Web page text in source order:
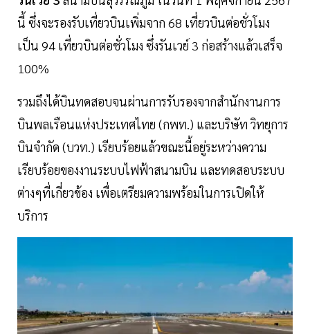
นี้ ซึ่งจะรองรับเที่ยวบินเพิ่มจาก 68 เที่ยวบินต่อชั่วโมง
เป็น 94 เที่ยวบินต่อชั่วโมง ซึ่งรันเวย์ 3 ก่อสร้างแล้วเสร็จ
100%
รวมถึงได้บินทดสอบจนผ่านการรับรองจากสำนักงานการ
บินพลเรือนแห่งประเทศไทย (กพท.) และบริษัท วิทยุการ
บินจำกัด (บวท.) เรียบร้อยแล้วขณะนี้อยู่ระหว่างความ
เรียบร้อยของงานระบบไฟฟ้าสนามบิน และทดสอบระบบ
ต่างๆที่เกี่ยวข้อง เพื่อเตรียมความพร้อมในการเปิดให้
บริการ